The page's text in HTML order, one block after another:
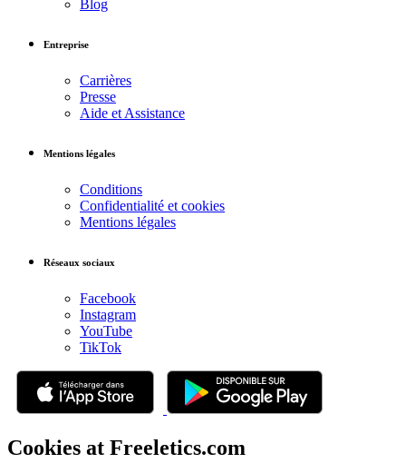
Blog
Entreprise
Carrières
Presse
Aide et Assistance
Mentions légales
Conditions
Confidentialité et cookies
Mentions légales
Réseaux sociaux
Facebook
Instagram
YouTube
TikTok
Cookies at Freeletics.com